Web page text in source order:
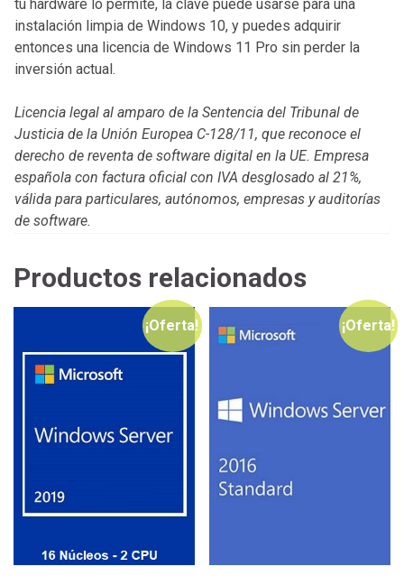
tu hardware lo permite, la clave puede usarse para una
instalación limpia de Windows 10, y puedes adquirir
entonces una licencia de Windows 11 Pro sin perder la
inversión actual.
Licencia legal al amparo de la Sentencia del Tribunal de
Justicia de la Unión Europea C-128/11, que reconoce el
derecho de reventa de software digital en la UE. Empresa
española con factura oficial con IVA desglosado al 21%,
válida para particulares, autónomos, empresas y auditorías
de software.
Productos relacionados
¡Oferta! ¡Oferta!